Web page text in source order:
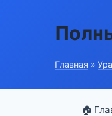
Главная »
🏠